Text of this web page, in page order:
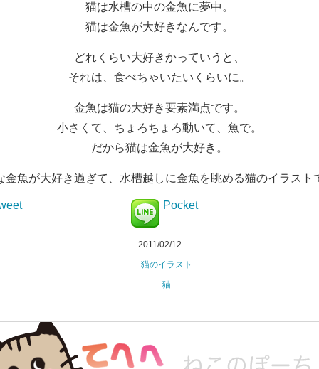
猫は水槽の中の金魚に夢中。
猫は金魚が大好きなんです。
どれくらい大好きかっていうと、
それは、食べちゃいたいくらいに。
金魚は猫の大好き要素満点です。
小さくて、ちょろちょろ動いて、魚で。
だから猫は金魚が大好き。
金魚が大好き過ぎて、水槽越しに金魚を眺める猫のイラスト
Pocket
2011/02/12
猫のイラスト
猫